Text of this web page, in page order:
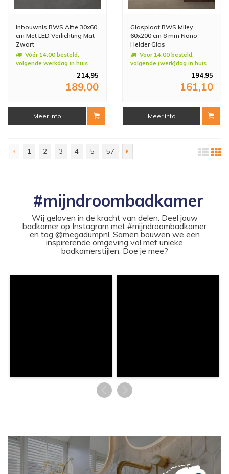
Inbouwnis BWS Alfie 30x60
cm Met LED Verlichting Mat
Zwart
Vóór 14:00 besteld,
volgende werkdag in huis
214,95
189,00
Meer info
Glasplaat BWS Miley
60x200 cm 8 mm Nano
Helder Glas
Voor 14:00 besteld,
volgende (werk)dag in huis
194,95
161,10
Meer info
1 2 3 4 5 57
#mijndroombadkamer
Wij geloven in de kracht van delen. Deel jouw
badkamer op Instagram met #mijndroombadkamer
en tag @megadumpnl. Samen bouwen we een
inspirerende omgeving vol met unieke
badkamerstijlen. Doe je mee?